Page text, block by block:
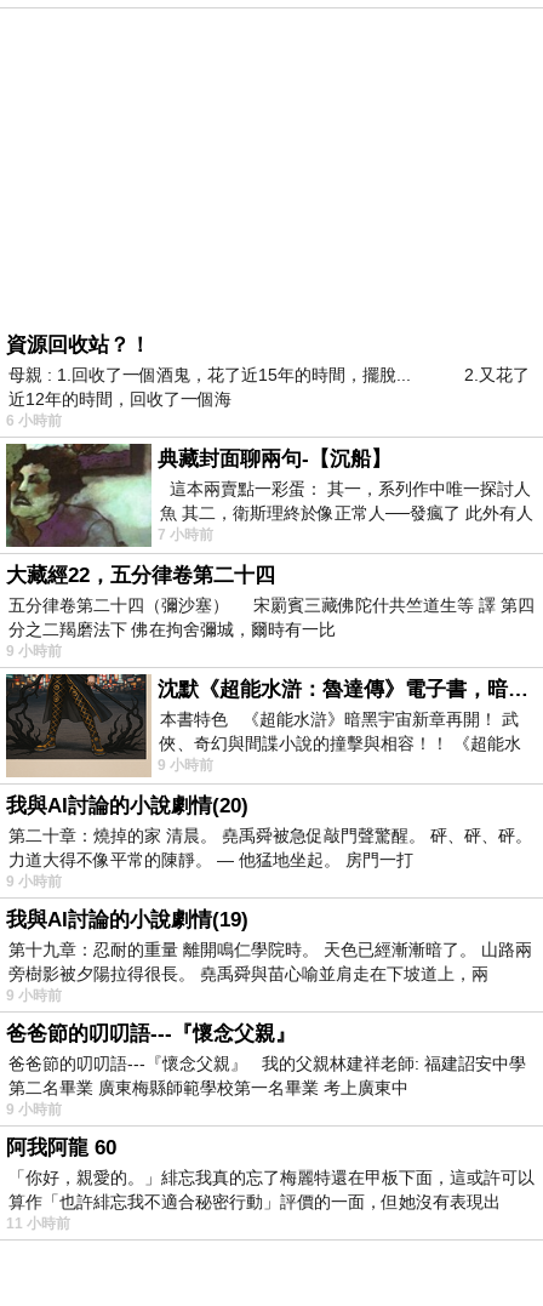
資源回收站？！
母親 : 1.回收了一個酒鬼，花了近15年的時間，擺脫... 2.又花了
近12年的時間，回收了一個海
6 小時前
典藏封面聊兩句-【沉船】
這本兩賣點一彩蛋： 其一，系列作中唯一探討人
魚 其二，衛斯理終於像正常人──發瘋了 此外有人
在南極打死北極熊（@《地心
7 小時前
大藏經22，五分律卷第二十四
五分律卷第二十四（彌沙塞） 宋罽賓三藏佛陀什共竺道生等 譯 第四
分之二羯磨法下 佛在拘舍彌城，爾時有一比
9 小時前
沈默《超能水滸：魯達傳》電子書，暗黑宇宙新章，一一五年八月璀璨上架！
本書特色 《超能水滸》暗黑宇宙新章再開！ 武
俠、奇幻與間諜小說的撞擊與相容！！ 《超能水
滸》系列第四部變幻登場
9 小時前
我與AI討論的小說劇情(20)
第二十章：燒掉的家 清晨。 堯禹舜被急促敲門聲驚醒。 砰、砰、砰。
力道大得不像平常的陳靜。 — 他猛地坐起。 房門一打
9 小時前
我與AI討論的小說劇情(19)
第十九章：忍耐的重量 離開鳴仁學院時。 天色已經漸漸暗了。 山路兩
旁樹影被夕陽拉得很長。 堯禹舜與苗心喻並肩走在下坡道上，兩
9 小時前
爸爸節的叨叨語---『懷念父親』
爸爸節的叨叨語---『懷念父親』 我的父親林建祥老師: 福建詔安中學
第二名畢業 廣東梅縣師範學校第一名畢業 考上廣東中
9 小時前
阿我阿龍 60
「你好，親愛的。」緋忘我真的忘了梅麗特還在甲板下面，這或許可以
算作「也許緋忘我不適合秘密行動」評價的一面，但她沒有表現出
11 小時前